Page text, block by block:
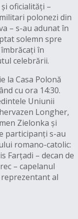
oficialități –
polonezi din
– s-au adunat în
solemn spre
în
celebrării.
la Casa Polonă
cu ora 14:30.
Uniunii
Longher,
Zielonka și
participanți s-au
romano-catolic:
Farțadi – decan de
– capelanul
al